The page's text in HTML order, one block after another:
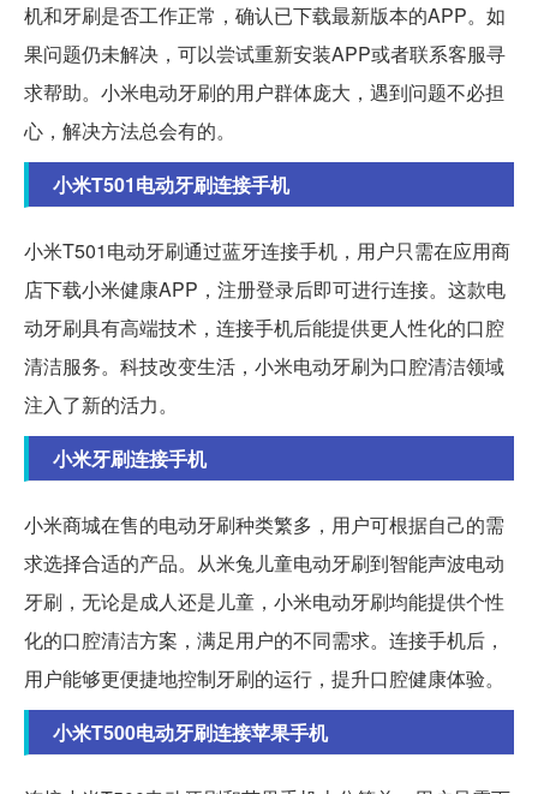
机和牙刷是否工作正常，确认已下载最新版本的APP。如
果问题仍未解决，可以尝试重新安装APP或者联系客服寻
求帮助。小米电动牙刷的用户群体庞大，遇到问题不必担
心，解决方法总会有的。
小米T501电动牙刷连接手机
小米T501电动牙刷通过蓝牙连接手机，用户只需在应用商
店下载小米健康APP，注册登录后即可进行连接。这款电
动牙刷具有高端技术，连接手机后能提供更人性化的口腔
清洁服务。科技改变生活，小米电动牙刷为口腔清洁领域
注入了新的活力。
小米牙刷连接手机
小米商城在售的电动牙刷种类繁多，用户可根据自己的需
求选择合适的产品。从米兔儿童电动牙刷到智能声波电动
牙刷，无论是成人还是儿童，小米电动牙刷均能提供个性
化的口腔清洁方案，满足用户的不同需求。连接手机后，
用户能够更便捷地控制牙刷的运行，提升口腔健康体验。
小米T500电动牙刷连接苹果手机